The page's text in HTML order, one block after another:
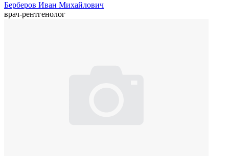
Берберов Иван Михайлович
врач-рентгенолог